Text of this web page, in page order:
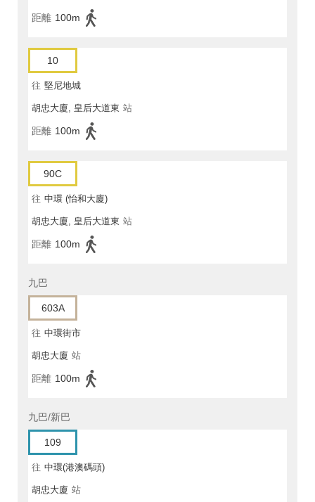
距離 100m
10
往 堅尼地城
胡忠大廈, 皇后大道東 站
距離 100m
90C
往 中環 (怡和大廈)
胡忠大廈, 皇后大道東 站
距離 100m
九巴
603A
往 中環街市
胡忠大廈 站
距離 100m
九巴/新巴
109
往 中環(港澳碼頭)
胡忠大廈 站